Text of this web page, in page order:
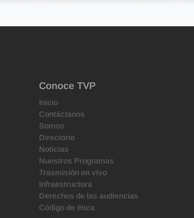
Conoce TVP
Inicio
Contáctanos
Somos
Directorio
Noticias
Nuestros Programas
Trasmisión en vivo
Infraestructura
Derechos de las audiencias
Código de ética